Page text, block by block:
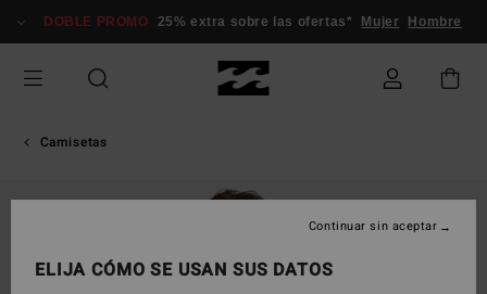
información
DOBLE PROMO 25% extra sobre las ofertas* Mujer Hombre
Camisetas
ELIJA CÓMO SE USAN SUS DATOS
Continuar sin aceptar